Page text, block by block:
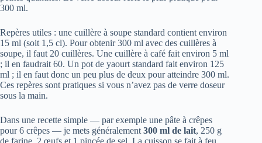
300 ml.
Repères utiles : une cuillère à soupe standard contient environ
15 ml (soit 1,5 cl). Pour obtenir 300 ml avec des cuillères à
soupe, il faut 20 cuillères. Une cuillère à café fait environ 5 ml
; il en faudrait 60. Un pot de yaourt standard fait environ 125
ml ; il en faut donc un peu plus de deux pour atteindre 300 ml.
Ces repères sont pratiques si vous n’avez pas de verre doseur
sous la main.
Dans une recette simple — par exemple une pâte à crêpes
pour 6 crêpes — je mets généralement 300 ml de lait, 250 g